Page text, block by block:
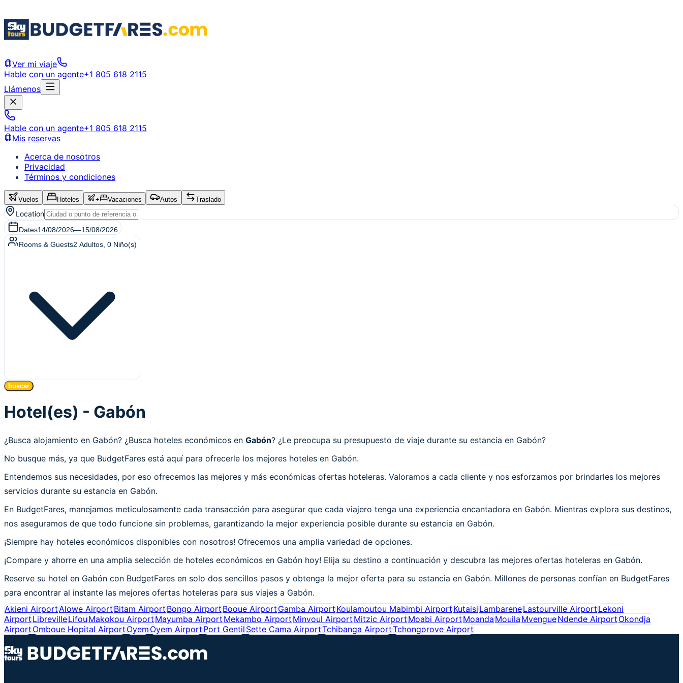
Ver mi viaje
Hable con un agente+1 805 618 2115
Llámenos
Hable con un agente+1 805 618 2115
Mis reservas
Acerca de nosotros
Privacidad
Términos y condiciones
Vuelos Hoteles + Vacaciones Autos Traslado
Location
Dates14/08/2026—15/08/2026
Rooms & Guests2 Adultos 0 Niño(s)
buscar
Hotel(es) - Gabón
¿Busca alojamiento en Gabón? ¿Busca hoteles económicos en Gabón? ¿Le preocupa su presupuesto de viaje durante su estancia en Gabón?
No busque más, ya que BudgetFares está aquí para ofrecerle los mejores hoteles en Gabón.
Entendemos sus necesidades, por eso ofrecemos las mejores y más económicas ofertas hoteleras. Valoramos a cada cliente y nos esforzamos por brindarles los mejores
servicios durante su estancia en Gabón.
En BudgetFares, manejamos meticulosamente cada transacción para asegurar que cada viajero tenga una experiencia encantadora en Gabón. Mientras explora sus destinos,
nos aseguramos de que todo funcione sin problemas, garantizando la mejor experiencia posible durante su estancia en Gabón.
¡Siempre hay hoteles económicos disponibles con nosotros! Ofrecemos una amplia variedad de opciones.
¡Compare y ahorre en una amplia selección de hoteles económicos en Gabón hoy! Elija su destino a continuación y descubra las mejores ofertas hoteleras en Gabón.
Reserve su hotel en Gabón con BudgetFares en solo dos sencillos pasos y obtenga la mejor oferta para su estancia en Gabón. Millones de personas confían en BudgetFares
para encontrar al instante las mejores ofertas hoteleras para sus viajes a Gabón.
Akieni AirportAlowe AirportBitam AirportBongo AirportBooue AirportGamba AirportKoulamoutou Mabimbi AirportKutaisiLambareneLastourville AirportLekoni
AirportLibrevilleLifouMakokou AirportMayumba AirportMekambo AirportMinvoul AirportMitzic AirportMoabi AirportMoandaMouilaMvengueNdende AirportOkondja
AirportOmboue Hopital AirportOyemOyem AirportPort GentilSette Cama AirportTchibanga AirportTchongorove Airport